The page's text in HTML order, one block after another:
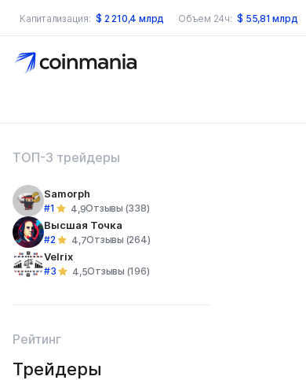
Капитализация: $ 2 210,4 млрд Объем 24ч: $ 55,81 млрд
по сайту
ТОП-3 трейдеры
Samorph
#1 4,9Отзывы (338)
Высшая Точка
#2 4,7Отзывы (264)
Velrix
#3 4,5Отзывы (196)
Рейтинг
Трейдеры